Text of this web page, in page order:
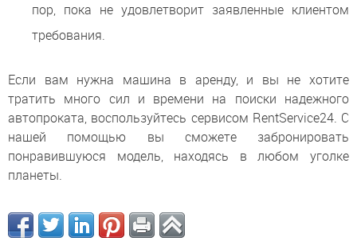
пор, пока не удовлетворит заявленные клиентом
требования.
Если вам нужна машина в аренду, и вы не хотите
тратить много сил и времени на поиски надежного
автопроката, воспользуйтесь сервисом RentService24. С
нашей помощью вы сможете забронировать
понравившуюся модель, находясь в любом уголке
планеты.